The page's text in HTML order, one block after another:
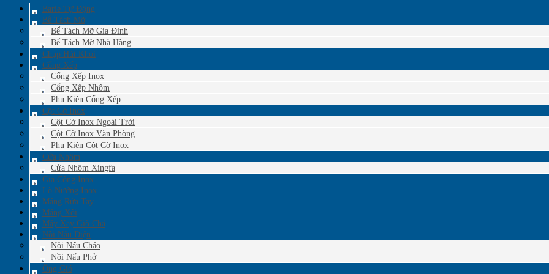
Barie Tự Động
Bể Tách Mỡ
Bể Tách Mỡ Gia Đình
Bể Tách Mỡ Nhà Hàng
Chụp Hút Khói
Cổng Xếp
Cổng Xếp Inox
Cổng Xếp Nhôm
Phụ Kiện Cổng Xếp
Cột Cờ Inox
Cột Cờ Inox Ngoài Trời
Cột Cờ Inox Văn Phòng
Phụ Kiện Cột Cờ Inox
Cửa Nhôm
Cửa Nhôm Xingfa
Gia Công Inox
Lò Nướng Inox
Máng Rửa Tay
Máng Xối
Máy Xay Giò Chả
Nồi Nấu Điện
Nồi Nấu Cháo
Nồi Nấu Phở
Ống Gió